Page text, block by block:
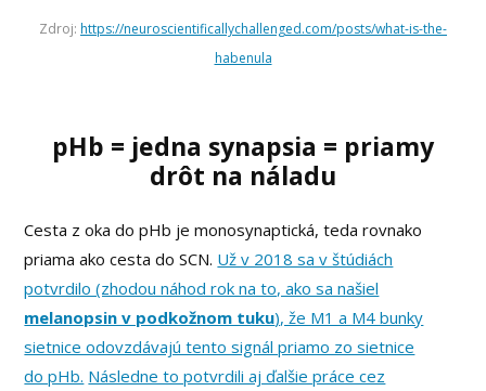
Zdroj: https://neuroscientificallychallenged.com/posts/what-is-the-
habenula
pHb = jedna synapsia = priamy
drôt na náladu
Cesta z oka do pHb je monosynaptická, teda rovnako
priama ako cesta do SCN. Už v 2018 sa v štúdiách
potvrdilo (zhodou náhod rok na to, ako sa našiel
melanopsin v podkožnom tuku), že M1 a M4 bunky
sietnice odovzdávajú tento signál priamo zo sietnice
do pHb. Následne to potvrdili aj ďalšie práce cez